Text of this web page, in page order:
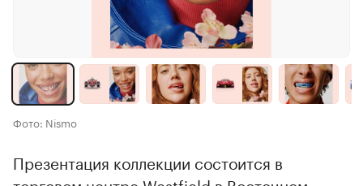
Фото: Nismo
Презентация коллекции состоится в